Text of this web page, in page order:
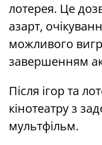
лотерея. Це
азарт,
можливого
завершенням
Після ігор та
кінотеатру з
мультфільм.